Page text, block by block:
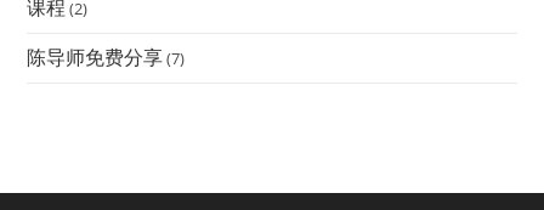
课程 (2)
陈导师免费分享(7)